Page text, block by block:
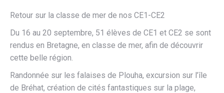
Retour sur la classe de mer de nos CE1-CE2
Du 16 au 20 septembre, 51 élèves de CE1 et CE2 se sont
rendus en Bretagne, en classe de mer, afin de découvrir
cette belle région.
Randonnée sur les falaises de Plouha, excursion sur l’île
de Bréhat, création de cités fantastiques sur la plage,